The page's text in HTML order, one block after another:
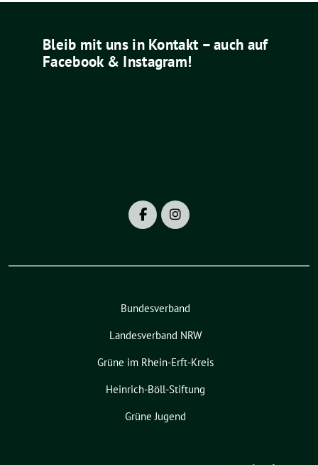
Bleib mit uns in Kontakt – auch auf
Facebook & Instagram!
Bundesverband
Landesverband NRW
Grüne im Rhein-Erft-Kreis
Heinrich-Böll-Stiftung
Grüne Jugend